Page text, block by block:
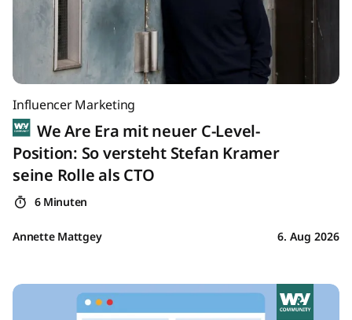
Influencer Marketing
We Are Era mit neuer C-Level-
Position: So versteht Stefan Kramer
seine Rolle als CTO
6 Minuten
Annette Mattgey 6. Aug 2026